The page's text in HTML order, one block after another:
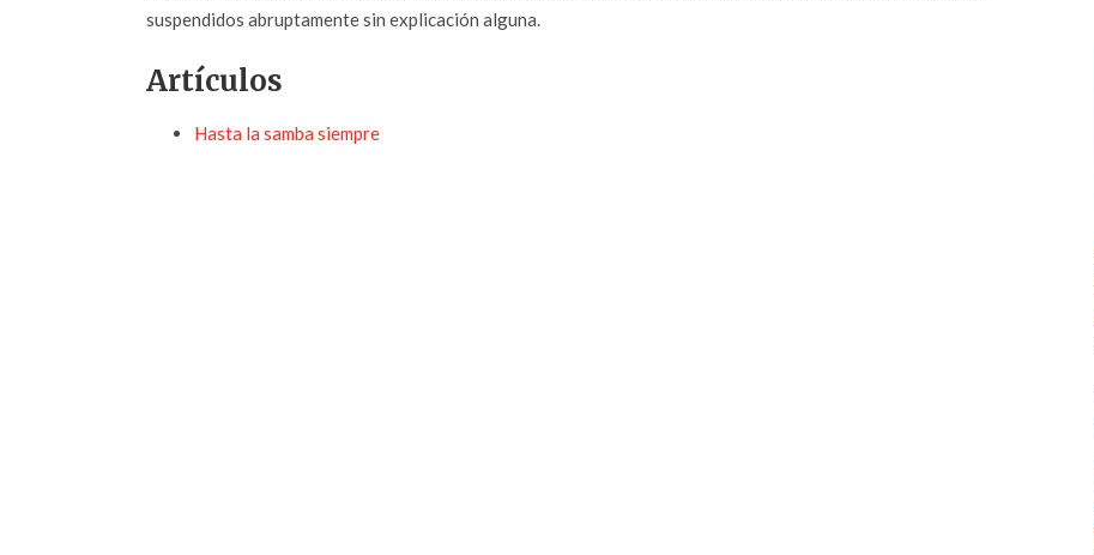
suspendidos abruptamente sin explicación alguna.
Artículos
Hasta la samba siempre